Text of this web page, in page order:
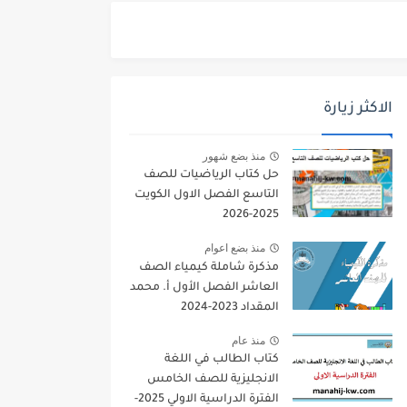
الاكثر زيارة
منذ بضع شهور
حل كتاب الرياضيات للصف
التاسع الفصل الاول الكويت
2025-2026
منذ بضع اعوام
مذكرة شاملة كيمياء الصف
العاشر الفصل الأول أ. محمد
المقداد 2023-2024
منذ عام
كتاب الطالب في اللغة
الانجليزية للصف الخامس
الفترة الدراسية الاولي 2025-